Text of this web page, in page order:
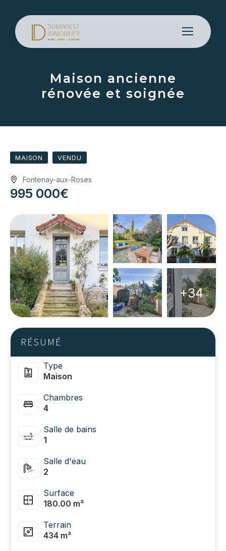
Maison ancienne
rénovée et soignée
MAISON VENDU
Fontenay-aux-Roses
995 000€
+34
RÉSUMÉ
Type
Maison
Chambres
4
Salle de bains
1
Salle d'eau
2
Surface
180.00 m²
Terrain
434 m²